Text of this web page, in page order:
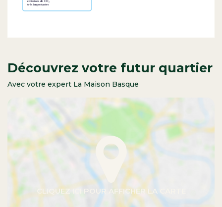
Découvrez votre futur quartier
Avec votre expert La Maison Basque